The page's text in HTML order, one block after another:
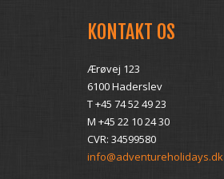
KONTAKT OS
Ærøvej 123
6100 Haderslev
T +45 74 52 49 23
M +45 22 10 24 30
CVR: 34599580
info@adventureholidays.dk